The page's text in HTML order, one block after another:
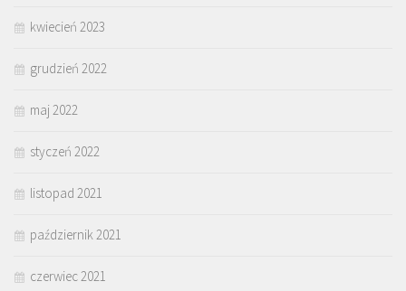
kwiecień 2023
grudzień 2022
maj 2022
styczeń 2022
listopad 2021
październik 2021
czerwiec 2021